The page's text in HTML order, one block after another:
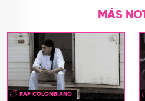
MÁS
RAP COLOMBIANO